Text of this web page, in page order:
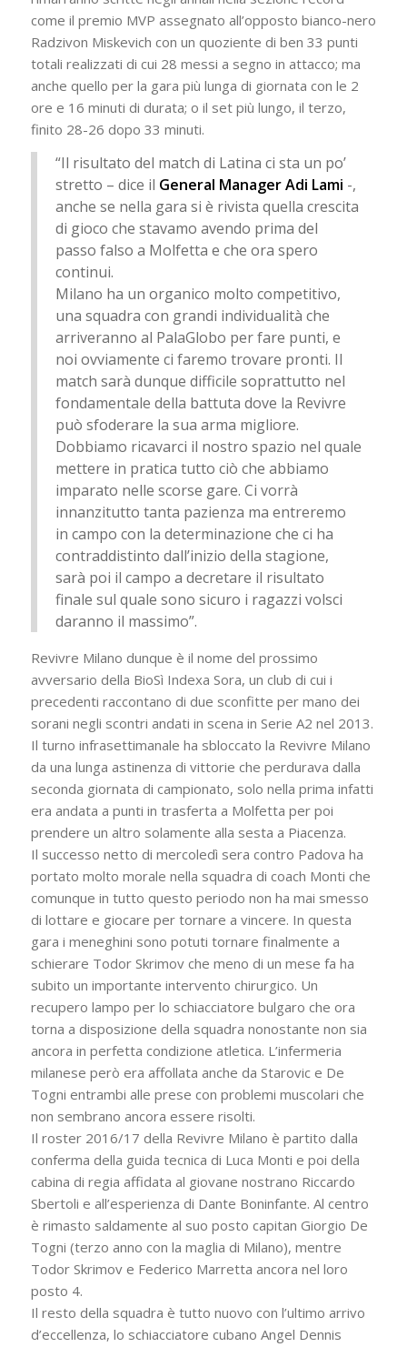
come il premio MVP assegnato all’opposto bianco-nero
Radzivon Miskevich con un quoziente di ben 33 punti
totali realizzati di cui 28 messi a segno in attacco; ma
anche quello per la gara più lunga di giornata con le 2
ore e 16 minuti di durata; o il set più lungo, il terzo,
finito 28-26 dopo 33 minuti.
“Il risultato del match di Latina ci sta un po’
stretto – dice il General Manager Adi Lami -,
anche se nella gara si è rivista quella crescita
di gioco che stavamo avendo prima del
passo falso a Molfetta e che ora spero
continui.
Milano ha un organico molto competitivo,
una squadra con grandi individualità che
arriveranno al PalaGlobo per fare punti, e
noi ovviamente ci faremo trovare pronti. Il
match sarà dunque difficile soprattutto nel
fondamentale della battuta dove la Revivre
può sfoderare la sua arma migliore.
Dobbiamo ricavarci il nostro spazio nel quale
mettere in pratica tutto ciò che abbiamo
imparato nelle scorse gare. Ci vorrà
innanzitutto tanta pazienza ma entreremo
in campo con la determinazione che ci ha
contraddistinto dall’inizio della stagione,
sarà poi il campo a decretare il risultato
finale sul quale sono sicuro i ragazzi volsci
daranno il massimo”.
Revivre Milano dunque è il nome del prossimo
avversario della BioSì Indexa Sora, un club di cui i
precedenti raccontano di due sconfitte per mano dei
sorani negli scontri andati in scena in Serie A2 nel 2013.
Il turno infrasettimanale ha sbloccato la Revivre Milano
da una lunga astinenza di vittorie che perdurava dalla
seconda giornata di campionato, solo nella prima infatti
era andata a punti in trasferta a Molfetta per poi
prendere un altro solamente alla sesta a Piacenza.
Il successo netto di mercoledì sera contro Padova ha
portato molto morale nella squadra di coach Monti che
comunque in tutto questo periodo non ha mai smesso
di lottare e giocare per tornare a vincere. In questa
gara i meneghini sono potuti tornare finalmente a
schierare Todor Skrimov che meno di un mese fa ha
subito un importante intervento chirurgico. Un
recupero lampo per lo schiacciatore bulgaro che ora
torna a disposizione della squadra nonostante non sia
ancora in perfetta condizione atletica. L’infermeria
milanese però era affollata anche da Starovic e De
Togni entrambi alle prese con problemi muscolari che
non sembrano ancora essere risolti.
Il roster 2016/17 della Revivre Milano è partito dalla
conferma della guida tecnica di Luca Monti e poi della
cabina di regia affidata al giovane nostrano Riccardo
Sbertoli e all’esperienza di Dante Boninfante. Al centro
è rimasto saldamente al suo posto capitan Giorgio De
Togni (terzo anno con la maglia di Milano), mentre
Todor Skrimov e Federico Marretta ancora nel loro
posto 4.
Il resto della squadra è tutto nuovo con l’ultimo arrivo
d’eccellenza, lo schiacciatore cubano Angel Dennis